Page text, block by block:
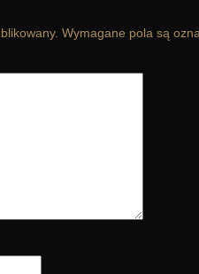
Wymagane pola są